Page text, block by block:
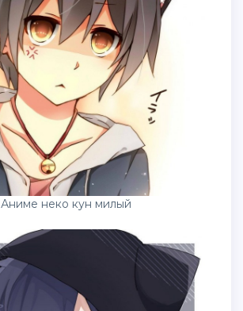
Аниме неко кун милый